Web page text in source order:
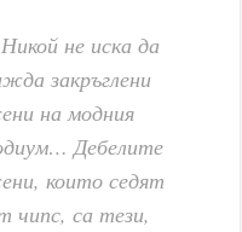
не иска да
закръглени
на модния
Дебелите
които седят
чипс, са тези,